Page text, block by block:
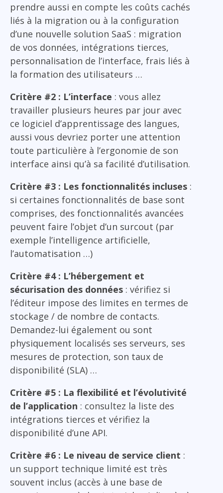
prendre aussi en compte les coûts cachés
liés à la migration ou à la configuration
d’une nouvelle solution SaaS : migration
de vos données, intégrations tierces,
personnalisation de l’interface, frais liés à
la formation des utilisateurs …
Critère #2 : L’interface : vous allez
travailler plusieurs heures par jour avec
ce logiciel d’apprentissage des langues,
aussi vous devriez porter une attention
toute particulière à l’ergonomie de son
interface ainsi qu’à sa facilité d’utilisation.
Critère #3 : Les fonctionnalités incluses :
si certaines fonctionnalités de base sont
comprises, des fonctionnalités avancées
peuvent faire l’objet d’un surcout (par
exemple l’intelligence artificielle,
l’automatisation …)
Critère #4 : L’hébergement et
sécurisation des données : vérifiez si
l’éditeur impose des limites en termes de
stockage / de nombre de contacts.
Demandez-lui également ou sont
physiquement localisés ses serveurs, ses
mesures de protection, son taux de
disponibilité (SLA) …
Critère #5 : La flexibilité et l’évolutivité
de l’application : consultez la liste des
intégrations tierces et vérifiez la
disponibilité d’une API.
Critère #6 : Le niveau de service client :
un support technique limité est très
souvent inclus (accès à une base de